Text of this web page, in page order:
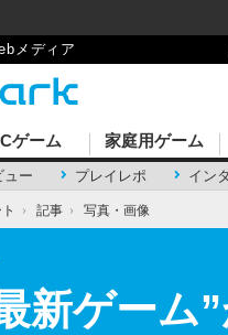
メディア
ュー プレイレポ イン
ゲーム 家庭用ゲーム
› 記事 › 写真・画像
新ゲーム